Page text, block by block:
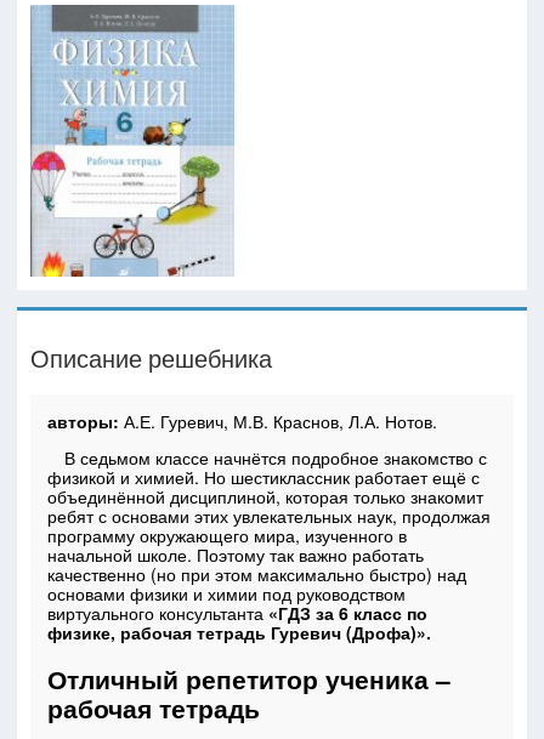
Описание решебника
авторы:А.Е. Гуревич, М.В. Краснов, Л.А. Нотов.
В седьмом классе начнётся подробное знакомство с
физикой и химией. Но шестиклассник работает ещё с
объединённой дисциплиной, которая только знакомит
ребят с основами этих увлекательных наук, продолжая
программу окружающего мира, изученного в
начальной школе. Поэтому так важно работать
качественно (но при этом максимально быстро) над
основами физики и химии под руководством
виртуального консультанта «ГДЗ за 6 класс по
физике, рабочая тетрадь Гуревич (Дрофа)».
Отличный репетитор ученика –
рабочая тетрадь